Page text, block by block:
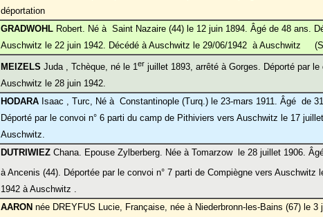
déportation
GRADWOHL Robert. Né à Saint Nazaire (44) le 12 juin 1894. Âgé de 48 ans.
Auschwitz le 22 juin 1942. Décédé à Auschwitz le 29/06/1942 à Auschwitz
MEIZELS Juda , Tchèque, né le 1er juillet 1893, arrêté à Gorges. Déporté par
Auschwitz le 28 juin 1942.
HODARA Isaac , Turc, Né à Constantinople (Turq.) le 23-mars 1911. Âgé de
Déporté par le convoi n° 6 parti du camp de Pithiviers vers Auschwitz le 17
Auschwitz.
DUTRIWIEZ Chana. Epouse Zylberberg. Née à Tomarzow le 28 juillet 1906.
à Ancenis (44). Déportée par le convoi n° 7 parti de Compiègne vers Auschwitz
1942 à Auschwitz .
AARON née DREYFUS Lucie, Française, née à Niederbronn-les-Bains (67) le